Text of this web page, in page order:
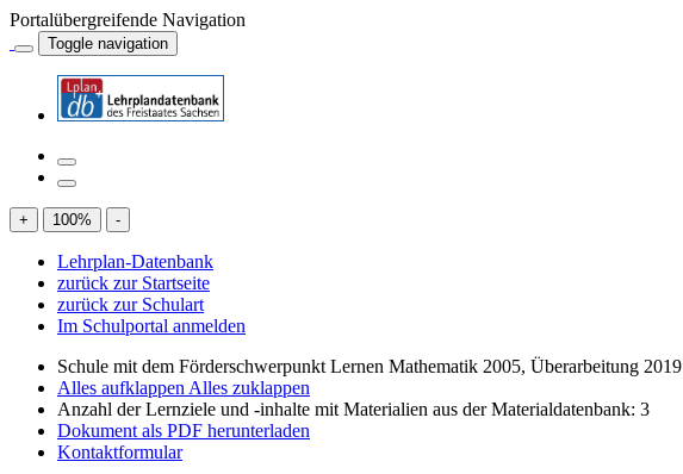
Portalübergreifende Navigation
Toggle navigation
+ 100% -
Lehrplan-Datenbank
zurück zur Startseite
zurück zur Schulart
Im Schulportal anmelden
Schule mit dem Förderschwerpunkt Lernen Mathematik 2005, Überarbeitung 2019
Alles aufklappen Alles zuklappen
Anzahl der Lernziele und -inhalte mit Materialien aus der Materialdatenbank: 3
Dokument als PDF herunterladen
Kontaktformular